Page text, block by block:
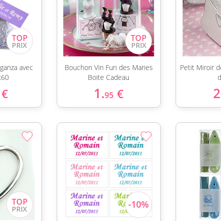
avec
€
Bouchon Vin Fun des Maries
Boite Cadeau
1.95 €
Petit Miroir